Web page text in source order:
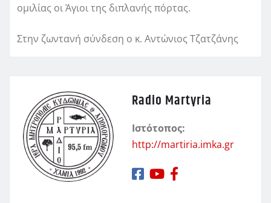
ομιλίας οι Άγιοι της διπλανής πόρτας.
Στην ζωντανή σύνδεση ο κ. Αντώνιος Τζατζάνης
Radio Martyria
Ιστότοπος:
http://martiria.imka.gr